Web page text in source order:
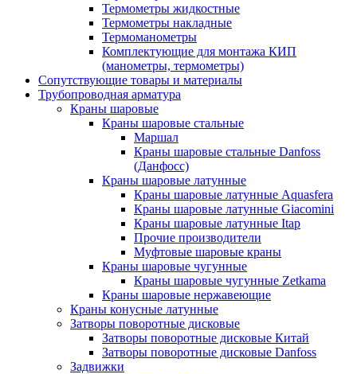
Термометры жидкостные
Термометры накладные
Термоманометры
Комплектующие для монтажа КИП
(манометры, термометры)
Сопутствующие товары и материалы
Трубопроводная арматура
Краны шаровые
Краны шаровые стальные
Маршал
Краны шаровые стальные Danfoss
(Данфосс)
Краны шаровые латунные
Краны шаровые латунные Aquasfera
Краны шаровые латунные Giacomini
Краны шаровые латунные Itap
Прочие производители
Муфтовые шаровые краны
Краны шаровые чугунные
Краны шаровые чугунные Zetkama
Краны шаровые нержавеющие
Краны конусные латунные
Затворы поворотные дисковые
Затворы поворотные дисковые Китай
Затворы поворотные дисковые Danfoss
Задвижки